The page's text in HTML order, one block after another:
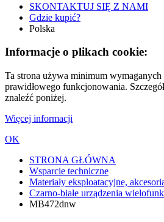
SKONTAKTUJ SIĘ Z NAMI
Gdzie kupić?
Polska
Informacje o plikach cookie:
Ta strona używa minimum
prawidłowego funkcjonowania.
znaleźć poniżej.
Więcej informacji
OK
STRONA GŁÓWNA
Wsparcie techniczne
Materiały eksploatacyjne,
Czarno-białe urządzenia
MB472dnw